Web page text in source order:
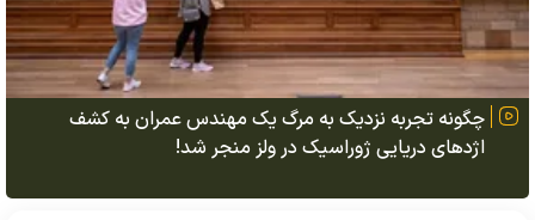
چگونه تجربه نزدیک به مرگ یک مهندس عمران به کشف
اژد‌های دریایی ژوراسیک در ولز منجر شد!